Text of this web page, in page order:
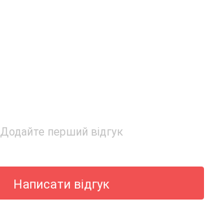
Додайте перший відгук
Написати відгук